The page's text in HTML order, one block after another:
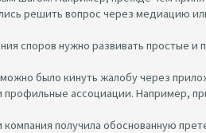
решить вопрос через медиацию
споров нужно развивать простые и
было кинуть жалобу через
ассоциации. Например,
получила обоснованную